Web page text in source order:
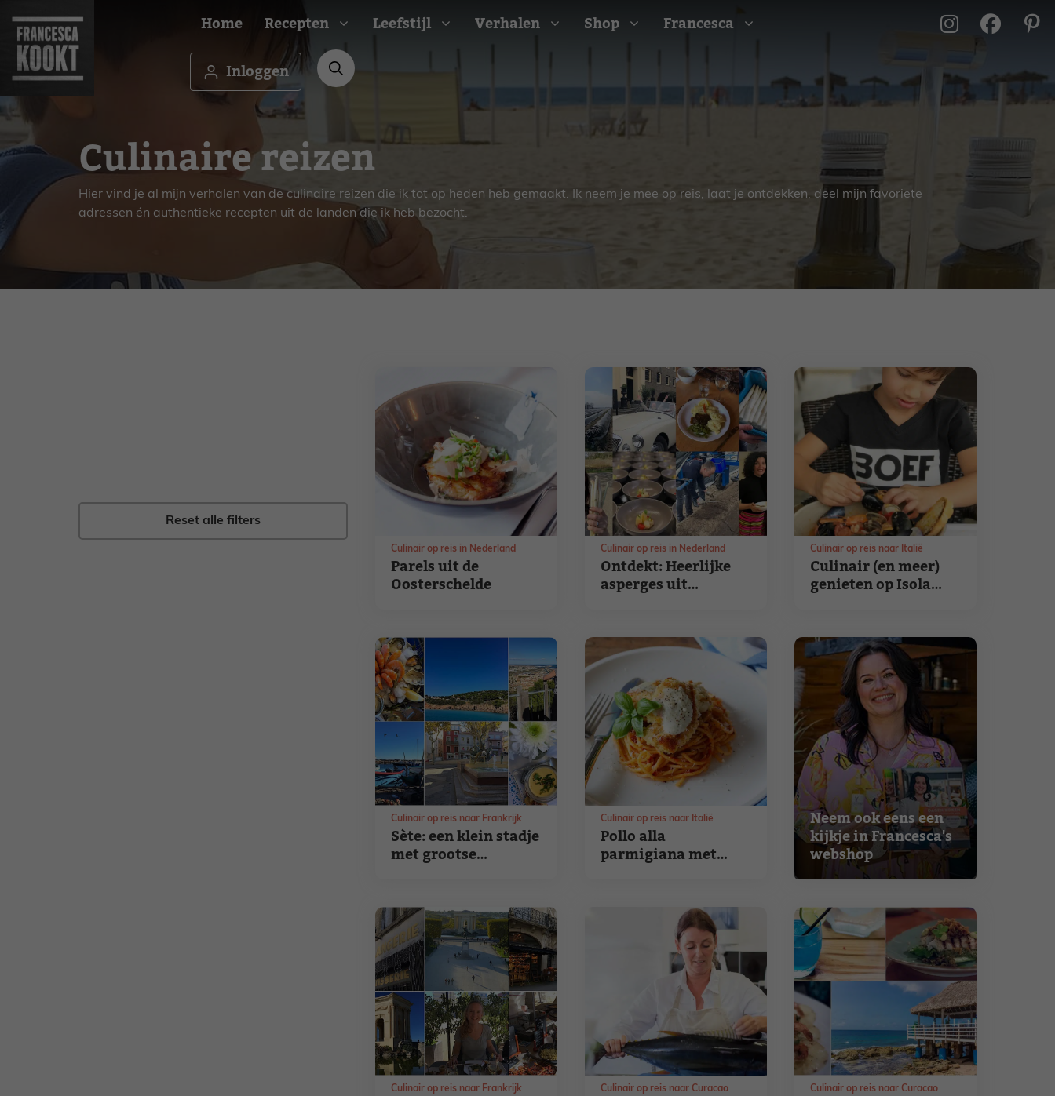
naar
inhoud
Home Recepten
Brunch
Lunch
Hapje
Drankje
Hoofdgerecht
Budget
Familie
Feest
Gezond
Mediterraans
Barbecue recepten
Salade recepten
Leefstijl Verhalen Shop Francesca
Inloggen
Culinaire reizen
Hier vind je al mijn verhalen van de culinaire reizen die ik tot op heden heb gemaakt. Ik neem je mee op reis, laat je ontdekken, deel mijn favoriete
adressen én authentieke recepten uit de landen die ik heb bezocht.
Parels uit de
Oosterschelde
Culinair op reis in Nederland
Ontdekt: Heerlijke
asperges uit
Culinair op reis in Nederland
Culinair (en meer)
genieten op Isola
Culinair op reis naar Italië
Sète: een klein stadje
met grootse
Culinair op reis naar Frankrijk
Pollo alla
parmigiana met
Culinair op reis naar Italië
Neem ook eens een
kijkje in Francesca's
webshop
Culinair op reis naar Frankrijk Culinair op reis naar Curacao Culinair op reis naar Curacao
Reset alle filters